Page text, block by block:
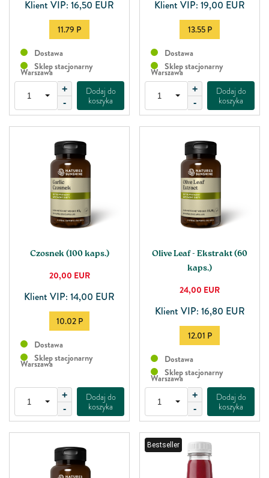
Klient VIP: 16,50 EUR
11.79 P
Dostawa
Sklep stacjonarny
Warszawa
+
-
Dodaj do
koszyka
Klient VIP: 19,00 EUR
13.55 P
Dostawa
Sklep stacjonarny
Warszawa
+
-
Dodaj do
koszyka
Czosnek (100 kaps.)
20,00 EUR
Klient VIP: 14,00 EUR
10.02 P
Dostawa
Sklep stacjonarny
Warszawa
+
-
Dodaj do
koszyka
Olive Leaf - Ekstrakt (60
kaps.)
24,00 EUR
Klient VIP: 16,80 EUR
12.01 P
Dostawa
Sklep stacjonarny
Warszawa
+
-
Dodaj do
koszyka
Bestseller